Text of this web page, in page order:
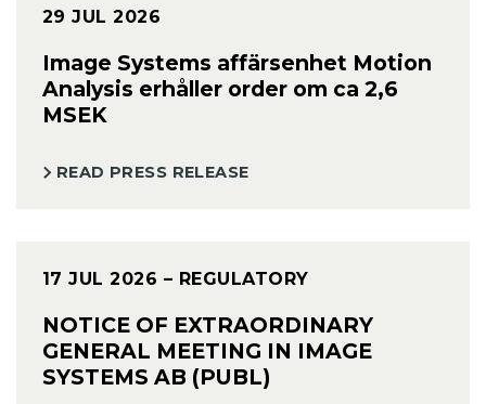
29 JUL 2026
Image Systems affärsenhet Motion
Analysis erhåller order om ca 2,6
MSEK
READ PRESS RELEASE
17 JUL 2026 – REGULATORY
NOTICE OF EXTRAORDINARY
GENERAL MEETING IN IMAGE
SYSTEMS AB (PUBL)